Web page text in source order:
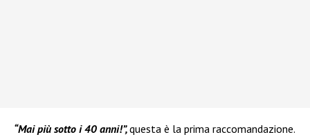
“Mai più sotto i 40 anni!”,questa è la prima raccomandazione.